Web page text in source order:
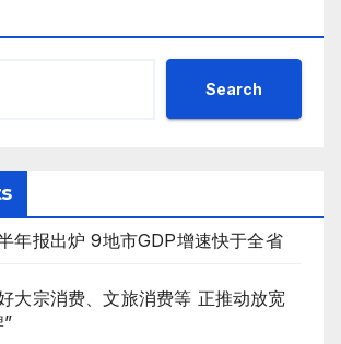
Search
年报出炉 9地市GDP增速快于全省
大宗消费、文旅消费等 正推动放宽